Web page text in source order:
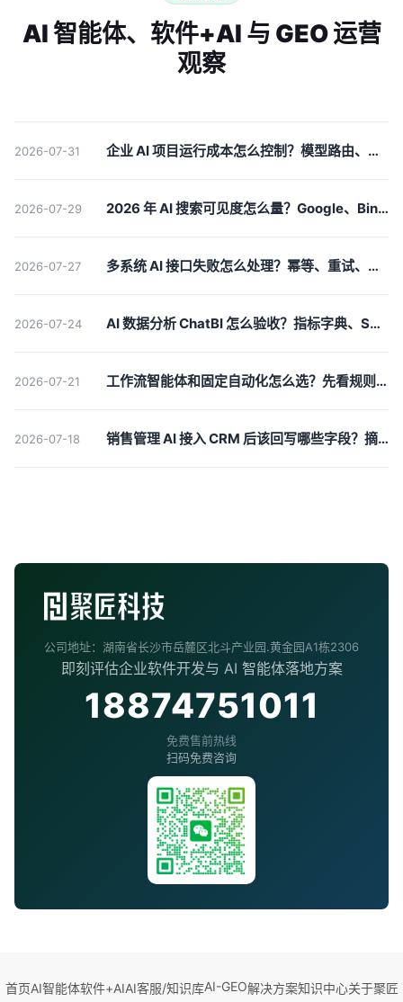
AI 智能体、软件+AI 与 GEO 运营
观察
2026-07-31 企业 AI 项目运行成本怎么控制？模型路由、缓存、限额和日志要一起算
2026-07-29 2026 年 AI 搜索可见度怎么量？Google、Bing 和 ChatGPT 官方口径拆解
2026-07-27 多系统 AI 接口失败怎么处理？幂等、重试、补偿和人工队列要提前设计
2026-07-24 AI 数据分析 ChatBI 怎么验收？指标字典、SQL 权限和问数一致性要一起测
2026-07-21 工作流智能体和固定自动化怎么选？先看规则稳定性、异常比例和操作风险
2026-07-18 销售管理 AI 接入 CRM 后该回写哪些字段？摘要、标签、下一步和证据要分开
公司地址：湖南省长沙市岳麓区北斗产业园.黄金园A1栋2306
即刻评估企业软件开发与 AI 智能体落地方案
18874751011
免费售前热线
扫码免费咨询
首页AI智能体软件+AIAI客服/知识库AI-GEO解决方案知识中心关于聚匠